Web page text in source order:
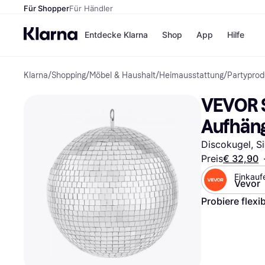
Für ShopperFür Händler
Entdecke Klarna
Zahlungsmethoden
Sofort bezahlen
Bezahle in 3
Teilzahlungen
Bezahle in bis zu 30
Ratenzahlung
Shop
Shops
H&M
Temu
Alle Shops
App Hilfe
Klarna/Shopping/Möbel & Haushalt/Heimausstattung/
Discokugel,
Preis€ 32,90 ·
Vevor
Probiere